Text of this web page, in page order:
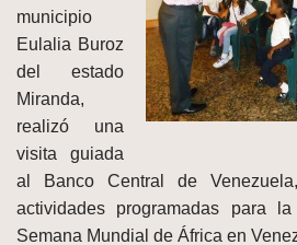
municipio
Eulalia Buroz
del estado
Miranda,
realizó una
visita guiada
al Banco Central de
actividades programadas para
Semana Mundial de África en